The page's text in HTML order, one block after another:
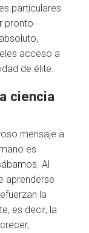
particulares
pronto
acceso a
de élite.
ciencia
mensaje a
es
Al
aprenderse
la
es decir, la